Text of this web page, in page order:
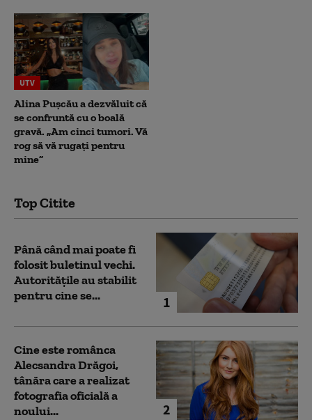
UTV
Alina Pușcău a dezvăluit că
se confruntă cu o boală
gravă. „Am cinci tumori. Vă
rog să vă rugați pentru
mine”
Top Citite
1
Până când mai poate fi
folosit buletinul vechi.
Autoritățile au stabilit
pentru cine se...
2
Cine este românca
Alecsandra Drăgoi,
tânăra care a realizat
fotografia oficială a
noului...